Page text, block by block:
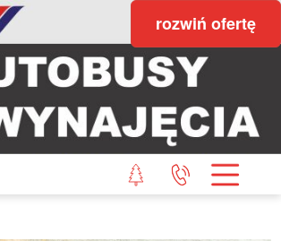
rozwiń ofertę